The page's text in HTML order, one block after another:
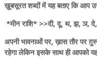
ख़ूबसूरत शब्दों में यह बताए कि आप
*मीन राशि* >>दी, दू, थ, झ, ञ, दे,
अपनी भावनाओं पर, ख़ास तौर पर
रहेगा लेकिन इसके साथ ही आपको